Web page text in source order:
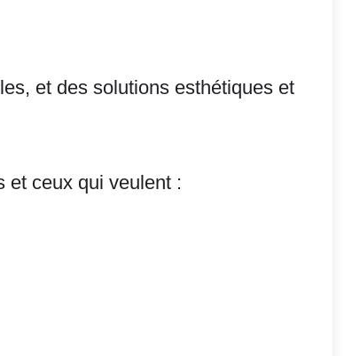
et des solutions esthétiques et
et ceux qui veulent :